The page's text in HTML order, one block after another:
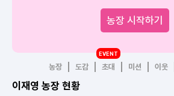
농장 시작하기
농장 도감 초대
EVENT
미션 이웃
이재영 농장 현황